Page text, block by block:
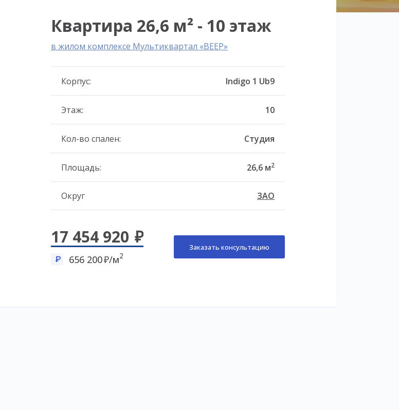
Квартира 26,6 м² - 10 этаж
в жилом комплексе Мультиквартал «ВЕЕР»
Корпус: Indigo 1 Ub9
Этаж: 10
Кол-во спален: Студия
Площадь: 26,6 м2
Округ ЗАО
17 454 920
656 200 /м2
Заказать консультацию